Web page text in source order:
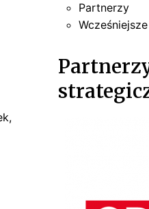
Partnerzy